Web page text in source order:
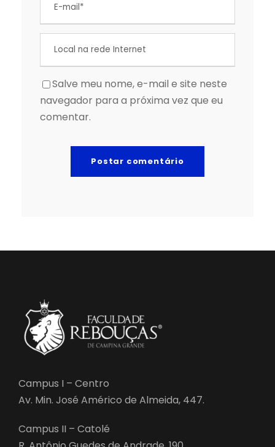
Salve meu nome, e-mail e site neste
navegador para a próxima vez que eu
comentar.
Campus I – Centro
Av. Min. José Américo de Almeida, 447.
Campus II – Catolé